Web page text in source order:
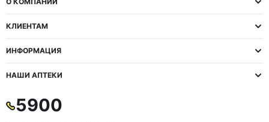
КЛИЕНТАМ
ИНФОРМАЦИЯ
НАШИ АПТЕКИ
5900